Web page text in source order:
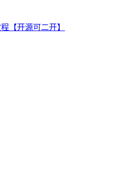
【开源可二开】